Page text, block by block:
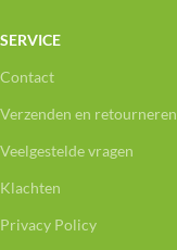
SERVICE
Contact
Verzenden en retourneren
Veelgestelde vragen
Klachten
Privacy Policy